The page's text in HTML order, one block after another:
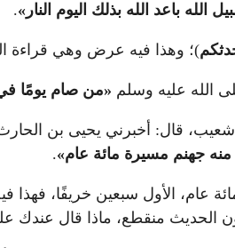
باعد الله بذلك اليوم النار »
.
)؛ وهذا فيه عرض وهي قراءة
الله عليه وسلم «من صام يومًا في
قال: أخبرني يحيى بن
جهنم مسيرة مائة عام»
.
عام، الأول سبعين خريفًا،
الحديث منقطع، ماذا قال عندك